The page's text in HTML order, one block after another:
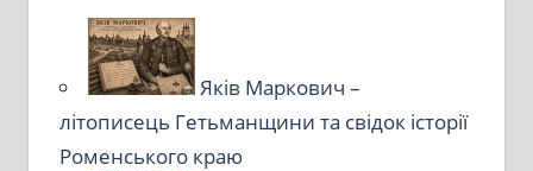
Яків Маркович –
літописець Гетьманщини та свідок історії
Роменського краю